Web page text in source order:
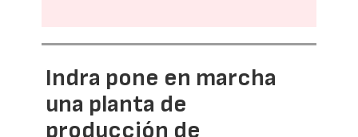
Indra pone en marcha
una planta de
producción de